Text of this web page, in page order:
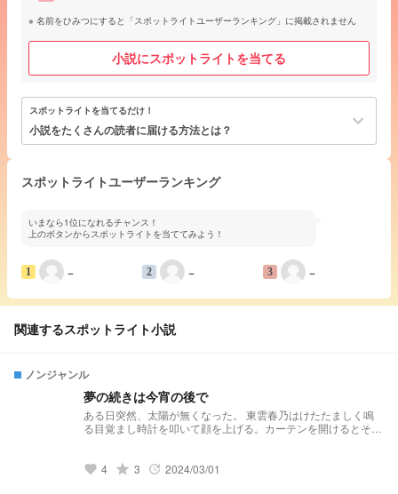
名前をひみつにすると「スポットライトユーザーランキング」に掲載されません
小説にスポットライトを当てる
スポットライトを当てるだけ！
小説をたくさんの読者に届ける方法とは？ keyboard_arrow_down
スポットライトユーザーランキング
いまなら1位になれるチャンス！
上のボタンからスポットライトを当ててみよう！
1 − 2 − 3 −
関連するスポットライト小説
ノンジャンル
夢の続きは今宵の後で
ある日突然、太陽が無くなった。 東雲春乃はけたたましく鳴
る目覚まし時計を叩いて顔を上げる。カーテンを開けるとそこ
て、この世界を勝ち取れ。 絶望の世界で生き抜くのは‪✕‬‪‪✕‬
favorite 4 grade 3 update 2024/03/01